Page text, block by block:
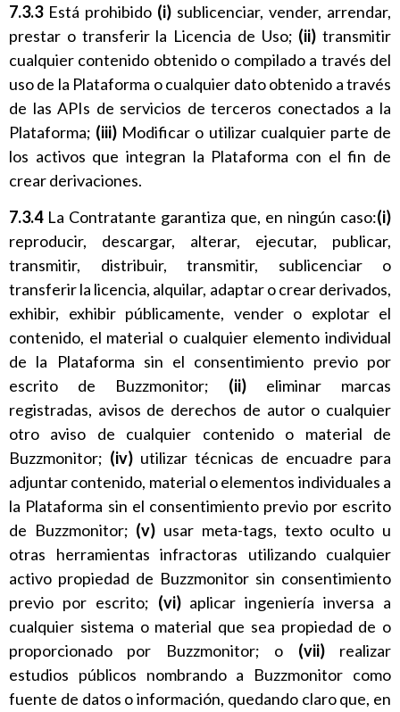
7.3.3 Está prohibido (i) sublicenciar, vender, arrendar,
prestar o transferir la Licencia de Uso; (ii) transmitir
cualquier contenido obtenido o compilado a través del
uso de la Plataforma o cualquier dato obtenido a través
de las APIs de servicios de terceros conectados a la
Plataforma; (iii) Modificar o utilizar cualquier parte de
los activos que integran la Plataforma con el fin de
crear derivaciones.
7.3.4La Contratante garantiza que, en ningún caso:(i)
reproducir, descargar, alterar, ejecutar, publicar,
transmitir, distribuir, transmitir, sublicenciar o
transferir la licencia, alquilar, adaptar o crear derivados,
exhibir, exhibir públicamente, vender o explotar el
contenido, el material o cualquier elemento individual
de la Plataforma sin el consentimiento previo por
escrito de Buzzmonitor; (ii) eliminar marcas
registradas, avisos de derechos de autor o cualquier
otro aviso de cualquier contenido o material de
Buzzmonitor; (iv) utilizar técnicas de encuadre para
adjuntar contenido, material o elementos individuales a
la Plataforma sin el consentimiento previo por escrito
de Buzzmonitor; (v) usar meta-tags, texto oculto u
otras herramientas infractoras utilizando cualquier
activo propiedad de Buzzmonitor sin consentimiento
previo por escrito; (vi) aplicar ingeniería inversa a
cualquier sistema o material que sea propiedad de o
proporcionado por Buzzmonitor; o (vii) realizar
estudios públicos nombrando a Buzzmonitor como
fuente de datos o información, quedando claro que, en